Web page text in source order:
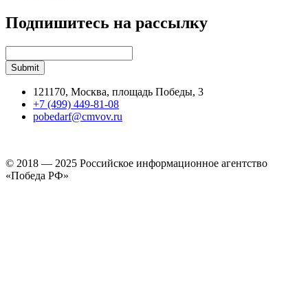
Подпишитесь на рассылку
121170, Москва, площадь Победы, 3
+7 (499) 449-81-08
pobedarf@cmvov.ru
© 2018 — 2025 Российское информационное агентство
«Победа РФ»